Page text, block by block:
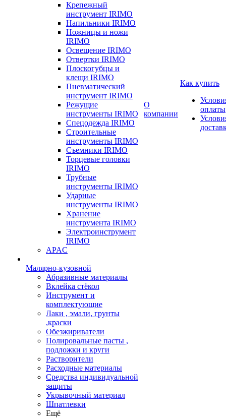
Крепежный
инструмент IRIMO
Напильники IRIMO
Ножницы и ножи
IRIMO
Освещение IRIMO
Отвертки IRIMO
Плоскогубцы и
клещи IRIMO
Пневматический
инструмент IRIMO
Режущие
инструменты IRIMO
Спецодежда IRIMO
Строительные
инструменты IRIMO
Съемники IRIMO
Торцевые головки
IRIMO
Трубные
инструменты IRIMO
Ударные
инструменты IRIMO
Хранение
инструмента IRIMO
Электроинструмент
IRIMO
APAC
Малярно-кузовной
Абразивные материалы
Вклейка стёкол
Инструмент и
комплектующие
Лаки , эмали, грунты
,краски
Обезжириватели
Полировальные пасты ,
подложки и круги
Растворители
Расходные материалы
Средства индивидуальной
защиты
Укрывочный материал
Шпатлевки
Ещё
О
компании
Как купить
оплаты